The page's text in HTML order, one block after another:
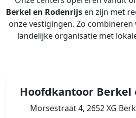
Berkel en Rodenrijs en zijn met
onze vestigingen. Zo
landelijke organisatie met
Hoofdkantoor Berkel
Morsestraat 4, 2652 XG